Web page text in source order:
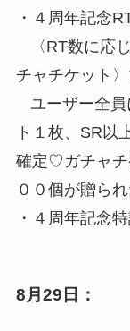
・４周年記念
〈RT数に応
チャチケット〉
ユーザー全
ト１枚、SR以
確定♡ガチャチ
００個が贈られ
・４周年記念
8月29日：